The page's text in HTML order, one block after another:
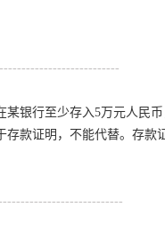
银行至少存入5万元人民
款证明，不能代替。存